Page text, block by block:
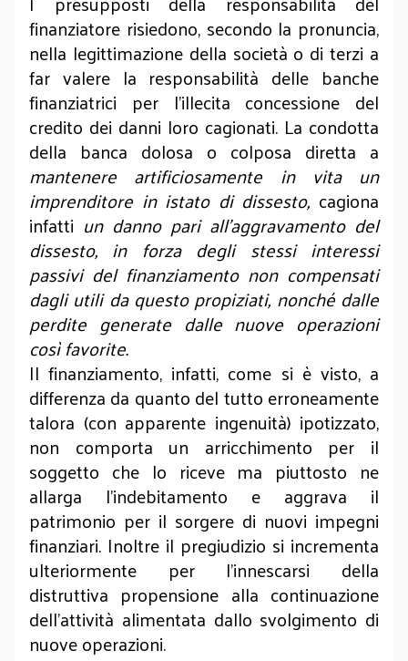
finanziatore risiedono, secondo la pronuncia,
nella legittimazione della società o di terzi a
far valere la responsabilità delle banche
finanziatrici per l’illecita concessione del
credito dei danni loro cagionati. La condotta
della banca dolosa o colposa diretta a
mantenere artificiosamente in vita un
imprenditore in istato di dissesto, cagiona
infatti un danno pari all’aggravamento del
dissesto, in forza degli stessi interessi
passivi del finanziamento non compensati
dagli utili da questo propiziati, nonché dalle
perdite generate dalle nuove operazioni
così favorite.
Il finanziamento, infatti, come si è visto, a
differenza da quanto del tutto erroneamente
talora (con apparente ingenuità) ipotizzato,
non comporta un arricchimento per il
soggetto che lo riceve ma piuttosto ne
allarga l’indebitamento e aggrava il
patrimonio per il sorgere di nuovi impegni
finanziari. Inoltre il pregiudizio si incrementa
ulteriormente per l’innescarsi della
distruttiva propensione alla continuazione
dell’attività alimentata dallo svolgimento di
nuove operazioni.